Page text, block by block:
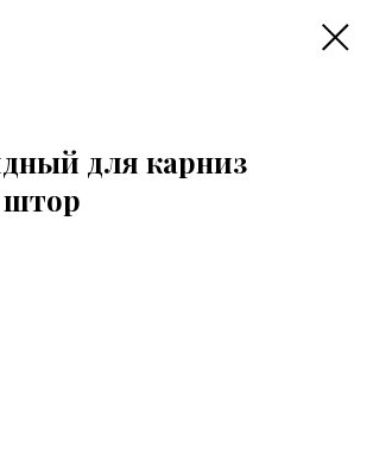
для карниз
штор